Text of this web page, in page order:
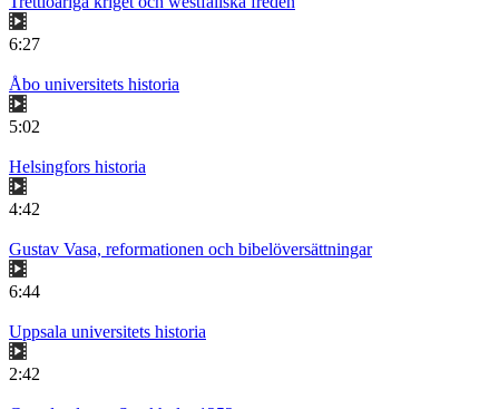
6:27
Åbo universitets historia
5:02
Helsingfors historia
4:42
Gustav Vasa, reformationen och bibelöversättningar
6:44
Uppsala universitets historia
2:42